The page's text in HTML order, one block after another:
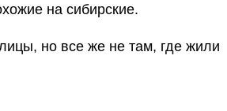
на сибирские.
но все же не там, где жили